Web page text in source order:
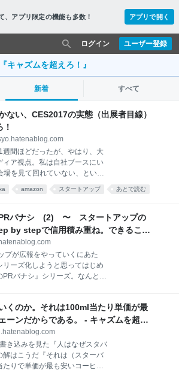
、 アプリ限定の機能も多数！ アプリで開く
ユーザー登録
ログイン
『キャズムを超えろ！』
新着 すべて
ない、CES2017の実態（出展者目線）
間ほどだったが、やはり、大
ィア視点。私は自社ブースにい
場を見て回れていない、という
線）の感想を述べたいと思
蹂躙された」「スタートアッ
フランスに持っていかれた」
ったなというのが感想だ。会
形もなかったAlexaだが、大手
で、ありとあらゆるハードウェ
のどこへいってもHey Alexaの
もう戦えるプレイヤ
amazon スタートアップ あとで読む
PRバナシ (2) 〜 スタートアップの
by stepで信用積み重ね。できること
でおこう 〜 - キャズムを超えろ！
プが広報をやっていくにあた
リーズ化しようと思ってはじめ
PRバナシ』シリーズ。なんと連
手が居ないってぇ話しだった
このネタやるかぁということ
ちなみに当然だがPRは
Public Relationsの略。日本語
ション or 広告』とは全く違う
きように。スタートアップやる
意。まずその時点でメディアの
くのか。それは100ml当たり単価が最
ーンだからである。 - キャズムを超え
き込みを見た『人はなぜスタバ
はこうだ『それは（スターバ
たりで単価が最も安いコーヒー
。』但し、ベンティ✕２でOne